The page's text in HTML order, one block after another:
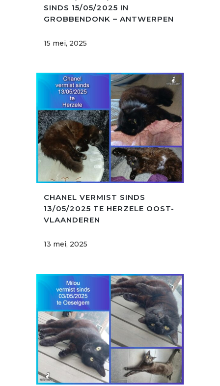
SINDS 15/05/2025 IN
GROBBENDONK – ANTWERPEN
15 mei, 2025
CHANEL VERMIST SINDS
13/05/2025 TE HERZELE OOST-
VLAANDEREN
13 mei, 2025